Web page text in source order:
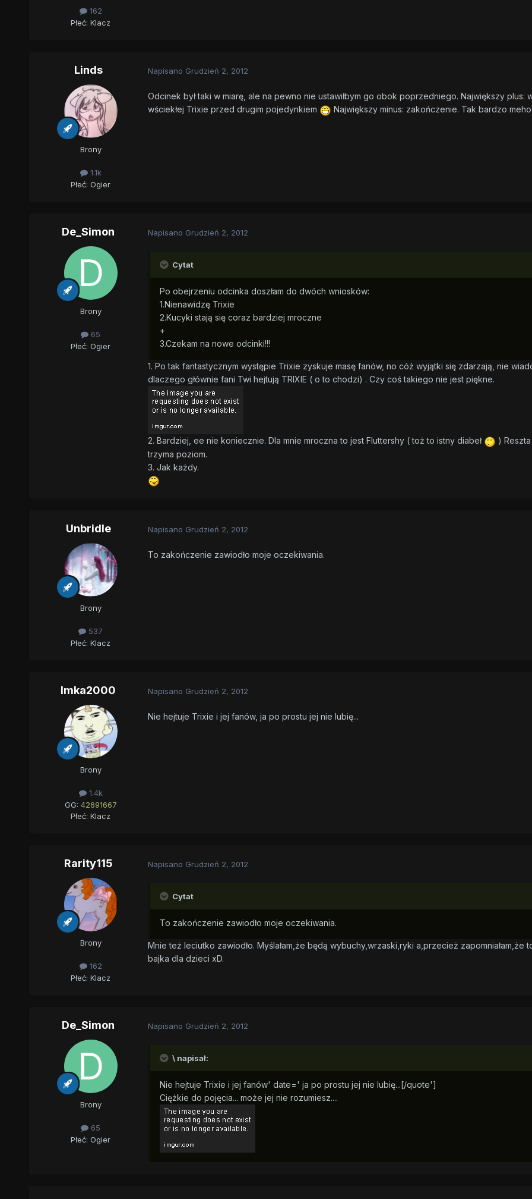
162
Płeć: Klacz
Linds
Brony
1.1k
Płeć: Ogier
Napisano Grudzień 2, 2012
Odcinek był taki w miarę, ale na pewno nie ustawiłbym go obok poprzedniego. Największy plus:
wściekłej Trixie przed drugim pojedynkiem
Największy minus: zakończenie. Tak bardzo
De_Simon
Brony
65
Płeć: Ogier
Napisano Grudzień 2, 2012
Cytat
Po obejrzeniu odcinka doszłam do dwóch wniosków:
1.Nienawidzę Trixie
2.Kucyki stają się coraz bardziej mroczne
+
3.Czekam na nowe odcinki!!!
1. Po tak fantastycznym występie Trixie zyskuje masę fanów, no cóż wyjątki się zdarzają, nie
dlaczego głównie fani Twi hejtują TRIXIE ( o to chodzi) . Czy coś takiego nie jest piękne.
2. Bardziej, ee nie koniecznie. Dla mnie mroczna to jest Fluttershy ( toż to istny diabeł
) Reszta
trzyma poziom.
3. Jak każdy.
Unbridle
Brony
537
Płeć: Klacz
Napisano Grudzień 2, 2012
To zakończenie zawiodło moje oczekiwania.
Imka2000
Brony
1.4k
GG: 42691667
Płeć: Klacz
Napisano Grudzień 2, 2012
Nie hejtuje Trixie i jej fanów, ja po prostu jej nie lubię...
Rarity115
Brony
162
Płeć: Klacz
Napisano Grudzień 2, 2012
Cytat
To zakończenie zawiodło moje oczekiwania.
Mnie też leciutko zawiodło. Myślałam,że będą wybuchy,wrzaski,ryki a,przecież zapomniałam,że
bajka dla dzieci xD.
De_Simon
Brony
65
Płeć: Ogier
Napisano Grudzień 2, 2012
\ napisał:
Nie hejtuje Trixie i jej fanów' date=' ja po prostu jej nie lubię...[/quote']
Ciężkie do pojęcia... może jej nie rozumiesz....